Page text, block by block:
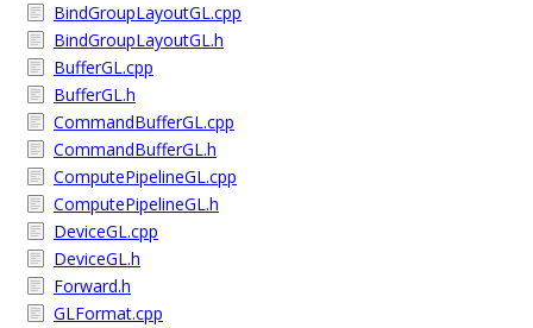
BindGroupLayoutGL.cpp
BindGroupLayoutGL.h
BufferGL.cpp
BufferGL.h
CommandBufferGL.cpp
CommandBufferGL.h
ComputePipelineGL.cpp
ComputePipelineGL.h
DeviceGL.cpp
DeviceGL.h
Forward.h
GLFormat.cpp